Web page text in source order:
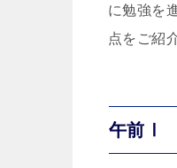
に勉強を
点をご紹
午前Ⅰ